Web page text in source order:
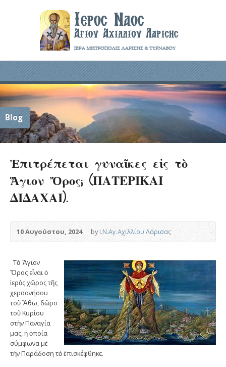
Blog
Ἐπιτρέπεται γυναῖκες εἰς τὸ
Ἅγιον Ὄρος; (ΠΑΤΕΡΙΚΑΙ
ΔΙΔΑΧΑΙ).
10 Αυγούστου, 2024 byΙ.Ν.Αγ.Αχιλλίου Λάρισας
Τὸ Ἅγιον
Ὄρος εἶναι ὁ
ἱερὸς χῶρος τῆς
χερσονήσου
τοῦ Ἄθω, δῶρο
τοῦ Κυρίου
στὴν Παναγία
μας, ἡ ὁποία
σύμφωνα μὲ
τὴν Παράδοση τὸ ἐπισκέφθηκε.